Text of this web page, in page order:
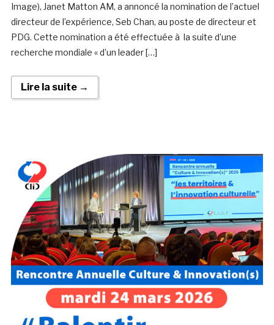
Image), Janet Matton AM, a annoncé la nomination de l’actuel
directeur de l’expérience, Seb Chan, au poste de directeur et
PDG. Cette nomination a été effectuée à la suite d’une
recherche mondiale « d’un leader […]
Lire la suite →